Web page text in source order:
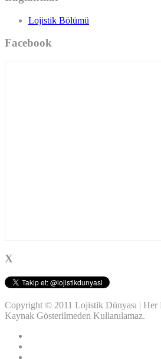
Lojistik Bölümü
Facebook
X
Copyright © 2011 Lojistik Dünyası | Her
Kaynak Gösterilmeden Kullanılamaz.